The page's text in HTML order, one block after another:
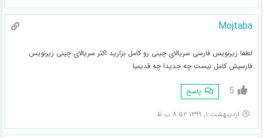
Mojtaba
لطفا زیرنویس فارسی سریالای چینی رو کامل بزارید اکثر سریالای چینی زیرنویس
فارسیش کامل نیست چه جدیدا چه قدیمیا
5 پاسخ
اردیبهشت ۱, ۱۳۹۹ ۸:۵۲ ب.ظ